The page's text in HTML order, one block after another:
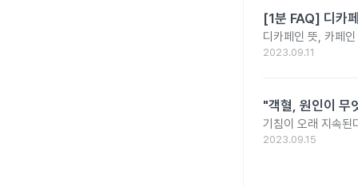
[1분 FAQ] 디카
디카페인 뜻, 카페
2023.09.11
"객혈, 원인이 무
기침이 오래 지속된
2023.09.15